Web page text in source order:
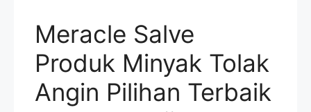
Meracle Salve
Produk Minyak Tolak
Angin Pilihan Terbaik